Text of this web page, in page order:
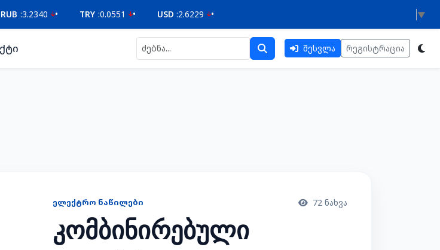
• TRY 0.0551 • USD 2.6229 • ▼
შესვლა რეგისტრაცია
ᲔᲚᲔᲥᲢᲠᲝ ᲜᲐᲬᲘᲚᲔᲑᲘ 72 ნახვა
კომბინირებული